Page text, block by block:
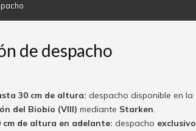
de despacho
30 cm de altura: despacho disponible en la
del Biobío (VIII) mediante Starken.
cm de altura en adelante: despacho